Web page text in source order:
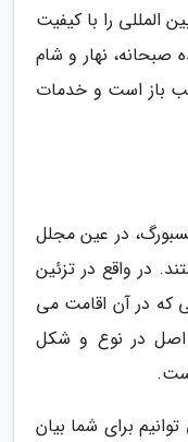
المللی را با کیفیت
صبحانه، نهار و شام
این رستوران تا ساعت 24 شب باز است و خدمات
در عین مجلل
در واقع در تزئین
که در آن اقامت می
اصل در نوع و شکل
برای شما بیان